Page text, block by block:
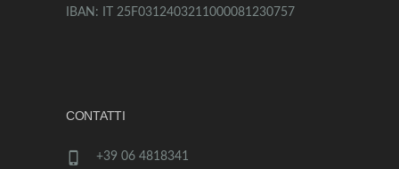
IBAN: IT 25F0312403211000081230757
CONTATTI
+39 06 4818341